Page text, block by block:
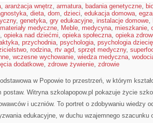
, aranżacja wnętrz, armatura, badania genetyczne,
, dieta, dom, dzieci, edukacja domowa,
, genetyka, gry edukacyjne, instalacje domowe,
materiały medyczne, Meble, medycyna, mieszkanie,
, opieka nad dziećmi, opieka społeczna, opieka
, przychodnia, psychologia, psychologia
, rodzina, rtv agd, sprzęt medyczny,
, wczesne wychowanie, wiedza medyczna,
dodatkowe, zdrowe żywienie, zdrowie
w Popowie to przestrzeń, w którym
postaw. Witryna szkolapopow.pl pokazuje życie
i uczniów. To portret o zdobywaniu wiedzy
edukacyjne, w duchu wzajemnego szacunku